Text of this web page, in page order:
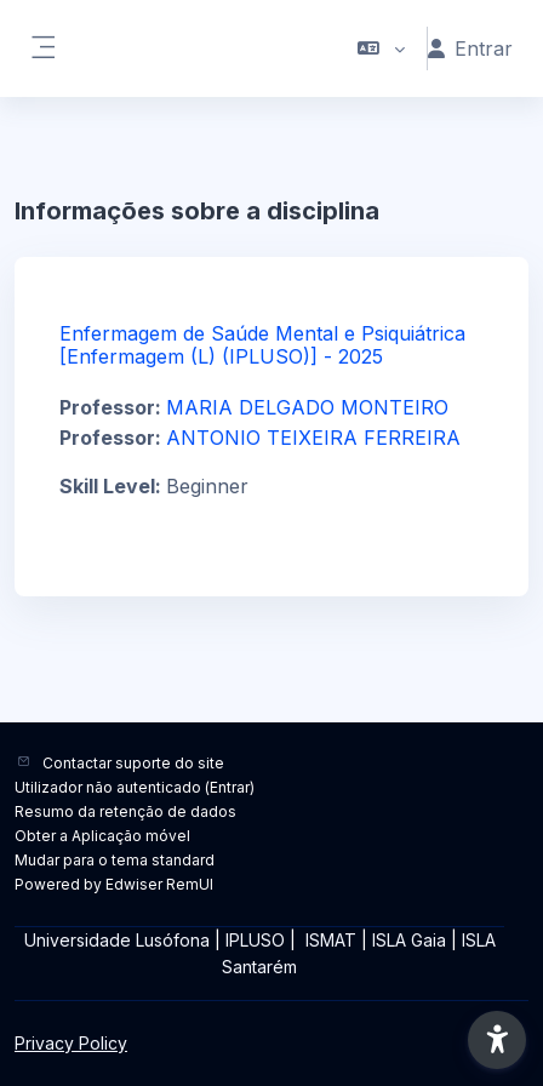
Entrar
Informações sobre a disciplina
Enfermagem de Saúde Mental e Psiquiátrica
[Enfermagem (L) (IPLUSO)] - 2025
Professor: MARIA DELGADO MONTEIRO
Professor: ANTONIO TEIXEIRA FERREIRA
Skill Level: Beginner
Contactar suporte do site
Utilizador não autenticado (Entrar)
Resumo da retenção de dados
Obter a Aplicação móvel
Mudar para o tema standard
Powered by Edwiser RemUI
Universidade Lusófona IPLUSO ISMAT ISLA Gaia
ISLA
Santarém
Privacy Policy